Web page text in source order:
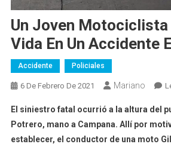
Un Joven Motociclista
Vida En Un Accidente
Accidente Policiales
6 De Febrero De 2021 Mariano
El siniestro fatal ocurrió a la altura del
Potrero, mano a Campana. Allí por
establecer, el conductor de una moto